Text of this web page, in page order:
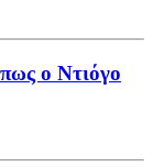
ο Ντιόγο